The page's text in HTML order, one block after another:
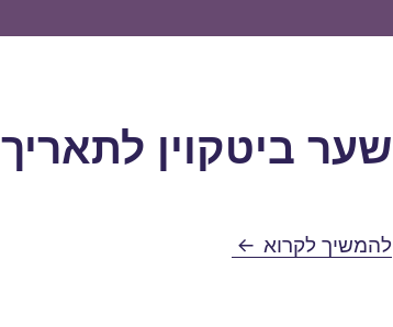
שער ביטקוין לתאריך 31/10/2018
להמשיך לקרוא שער ביטקוין לתאריך 31/10/2018